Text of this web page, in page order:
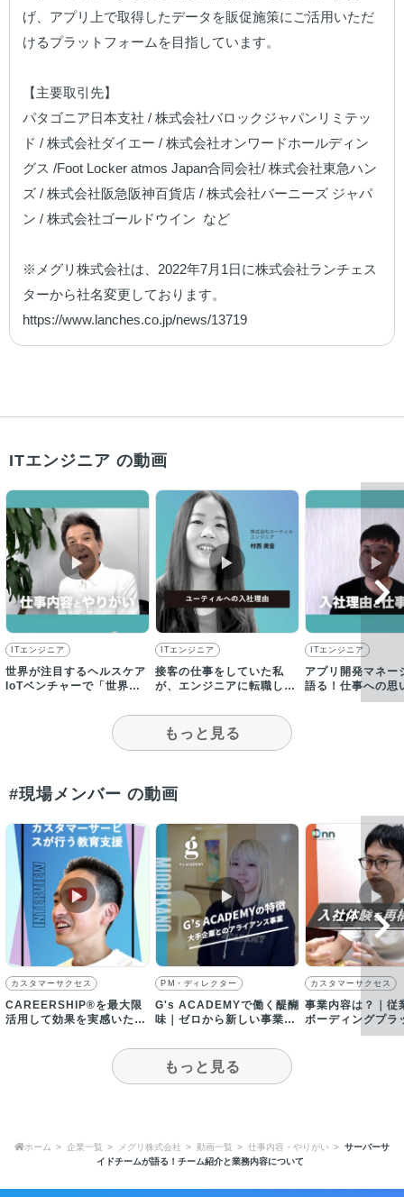
げ、アプリ上で取得したデータを販促施策にご活用いただ
けるプラットフォームを目指しています。
【主要取引先】
パタゴニア日本支社 / 株式会社バロックジャパンリミテッ
ド / 株式会社ダイエー / 株式会社オンワードホールディン
グス /Foot Locker atmos Japan合同会社/ 株式会社東急ハン
ズ / 株式会社阪急阪神百貨店 / 株式会社バーニーズ ジャパ
ン / 株式会社ゴールドウイン  など
※メグリ株式会社は、2022年7月1日に株式会社ランチェス
ターから社名変更しております。
https://www.lanches.co.jp/news/13719
ITエンジニア の動画
▶︎
ITエンジニア
世界が注目するヘルスケア
IoTベンチャーで「世界
▶︎
ITエンジニア
接客の仕事をしていた私
が、エンジニアに転職した
タビュー
▶︎
ITエンジニア
アプリ開発マネー
語る！仕事への思
もっと見る
#現場メンバー の動画
▶︎
カスタマーサクセス
CAREERSHIP®︎を最大限
活用して効果を実感いただ
▶︎
PM・ディレクター
G's ACADEMYで働く醍醐
味｜ゼロから新しい事業を
▶︎
カスタマーサクセス
事業内容は？｜従
ボーディングプラ
ーム「Onn」を提
もっと見る
ホーム 企業一覧 メグリ株式会社 動画一覧 仕事内容・やりがい
サーバーサ
イドチームが語る！チーム紹介と業務内容について